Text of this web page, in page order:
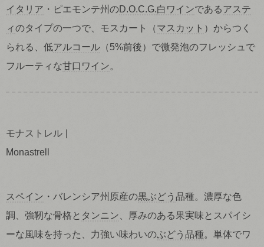
イタリア ・ピエモンテ州のD.O.C.G.白ワインであるアステ
ィのタイプの一つで、モスカート（マスカット ）からつく
られる、低アルコール （5%前後）で微発泡のフレッシュで
フルーティな甘口ワイン。
モナストレル
Monastrell
スペイン ・バレンシア州原産の黒ぶどう 品種。濃厚な色
調、強靭な骨格と タンニン 、厚みのある果実味とスパイシ
ーな風味を持った、力強い味わいのぶどう品種。単体でワ